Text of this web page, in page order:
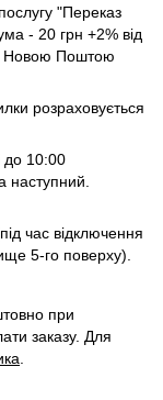
"Переказ
- 20 грн +2% від
Новою Поштою
розраховується
до 10:00
наступний.
час відключення
5-го поверху).
при
заказу. Для
.